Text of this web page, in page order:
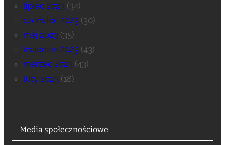
lipiec 2023(34)
czerwiec 2023(30)
maj 2023(35)
kwiecień 2023(43)
marzec 2023(43)
luty 2023(18)
Media społecznościowe